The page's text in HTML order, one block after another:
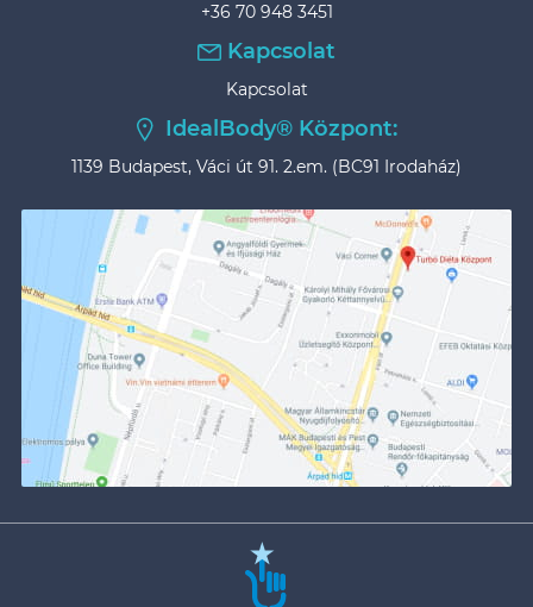
+36 70 948 3451
Kapcsolat
Kapcsolat
IdealBody® Központ:
1139 Budapest, Váci út 91. 2.em. (BC91 Irodaház)